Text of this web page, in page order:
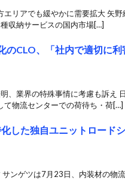
リアでも緩やかに需要拡大 矢
収納サービスの国内市場[…]
のCLO、「社内で適切に
、業界の特殊事情に考慮も訴え
て物流センターでの荷待ち・荷[…]
した独自ユニットロード
ンゲツは7月23日、内装材の物